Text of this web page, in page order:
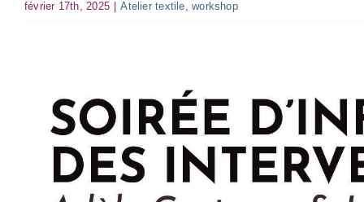
février 17th, 2025 | Atelier textile ,workshop